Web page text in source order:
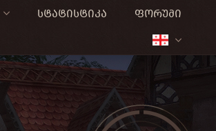
სტატისტიკა
ფორუმი